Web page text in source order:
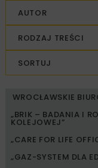
AUTOR
RODZAJ TREŚCI
SORTUJ
WROCŁAWSKIE
„BRIK – BADANIA I
KOLEJOWEJ”
„CARE FOR LIFE
„GAZ-SYSTEM DLA